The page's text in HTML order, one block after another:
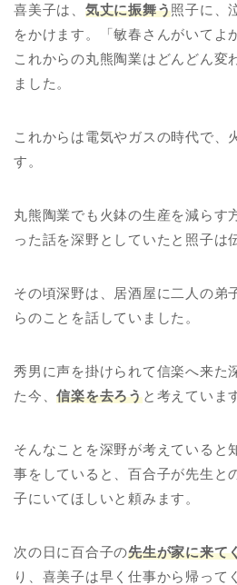
喜美子は、 気丈に振舞う照子に、
をかけます。「敏春さんがいてよ
これからの丸熊陶業はどんどん変
ました。
これからは電気やガスの時代で、
す。
丸熊陶業でも火鉢の生産を減らす
った話を深野としていたと照子は
その頃深野は、居酒屋に二人の弟
らのことを話していました。
秀男に声を掛けられて信楽へ来た
た今、信楽を去ろうと考えていま
そんなことを深野が考えていると
事をしていると、百合子が先生と
子にいてほしいと頼みます。
次の日に百合子の先生が家に来て
り、喜美子は早く仕事から帰って